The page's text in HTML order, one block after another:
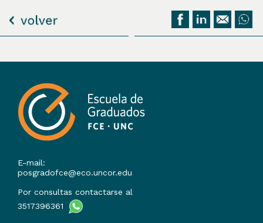
E-mail:
posgradofce@eco.uncor.edu
Por consultas contactarse al
3517396361